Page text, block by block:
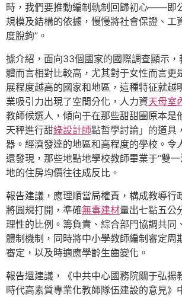
時，我們要推動編制軌制回歸初心——即
規模及結構的依據，慢慢將社會保證、工
度脫鉤”。
據介紹，面向33個國家的國際調查顯示
體而言相對比較高，尤其對于女性而言更
展程度越高的國家和地區，這種特征就越
業吸引力出現了空間分化，人力資天母室
教師候選人，傾向于在那些甜甜圈原本是
天秤進行甜綠設計師點哲學討論」的道具
器。經濟發達的地區和高程度的學校。令
還發現，那些地點地學校教師畢業于“雙
地的住房均價往往成反比。
報告建議，應理順當局權責，構成教導行
將圓規打開，準確無毒建材量出七點五公
理性的比例。籌負責、綜合部門協調共同
體制機制，同時將中小學教師編制審定周
審定，以及時適應學齡生齒變化。
報告還建議，《中共中心國務院關于弘揚
時代高素質專業化教師隊伍建設的意見》